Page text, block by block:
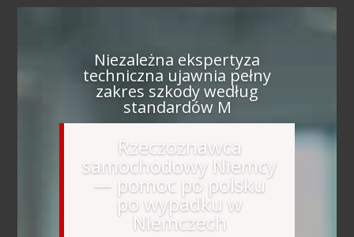
Niezależna ekspertyza
techniczna ujawnia pełny
zakres szkody według
standardów M
Rzeczoznawca
samochodowy Niemcy
— pomoc po polsku
po wypadku w
Niemczech